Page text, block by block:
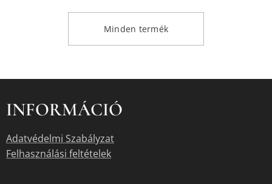
Minden termék
INFORMÁCIÓ
Adatvédelmi Szabályzat
Felhasználási feltételek